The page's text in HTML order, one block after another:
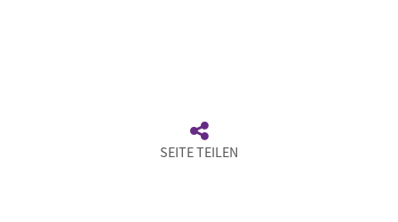
SEITE TEILEN